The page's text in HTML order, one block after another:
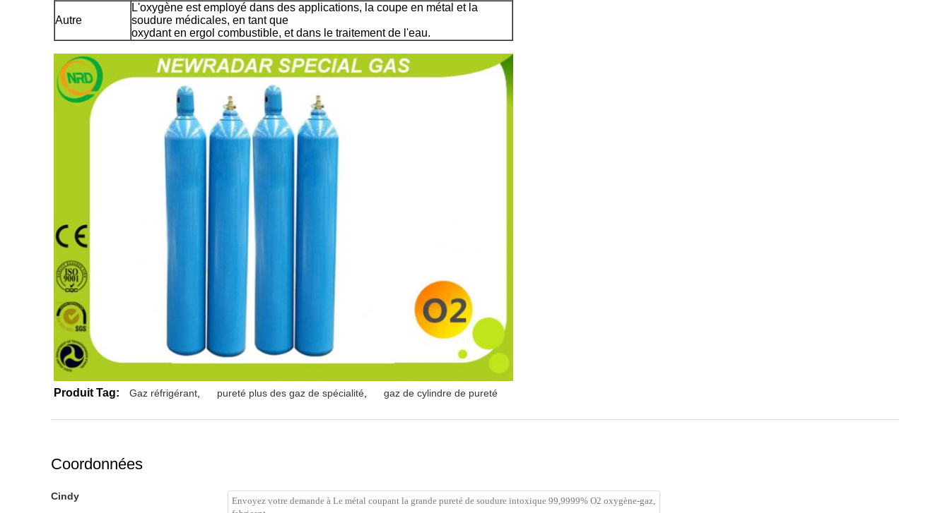
Autre
L'oxygène est employé dans des applications, la coupe en métal et la
soudure médicales, en tant que
oxydant en ergol combustible, et dans le traitement de l'eau.
Produit Tag: Gaz réfrigérant pureté plus des gaz de spécialité gaz de cylindre de pureté
Coordonnées
Cindy